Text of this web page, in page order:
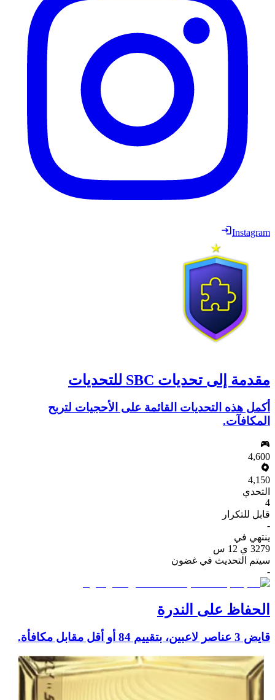
Instagram
مقدمة إلى تحديات SBC للتحديات
أكمل هذه التحديات القائمة على الأحجيات لتربح
المكافآت.
4,600
4,150
التحدي
4
قابل للتكرار
-
ينتهي في
3279 ي 12 س
سيتم التحديث في غضون
-
الحفاظ على الندرة
قايض 3 عناصر لاعبين، بتقييم 84 أو أقل مقابل مكافأة.